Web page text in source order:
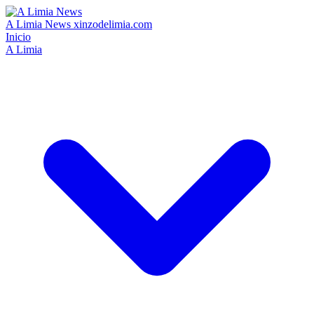
A Limia News xinzodelimia.com
Inicio
A Limia